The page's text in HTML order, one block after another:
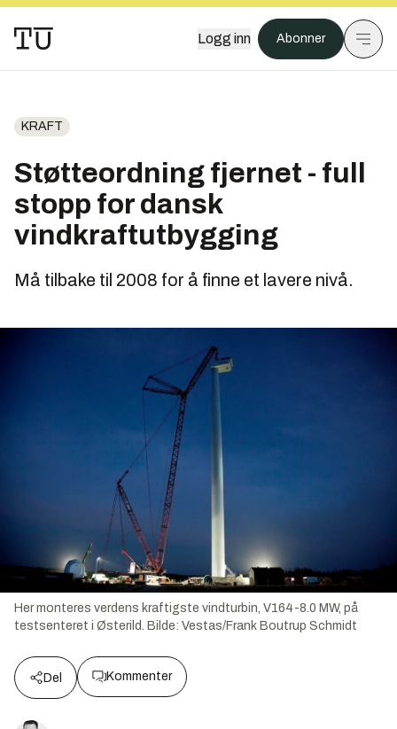
Logg inn Abonner
KRAFT
Støtteordning fjernet - full
stopp for dansk
vindkraftutbygging
Må tilbake til 2008 for å finne et lavere nivå.
Her monteres verdens kraftigste vindturbin, V164-8.0 MW, på
testsenteret i Østerild.
Bilde: Vestas/Frank Boutrup Schmidt
Del Kommenter